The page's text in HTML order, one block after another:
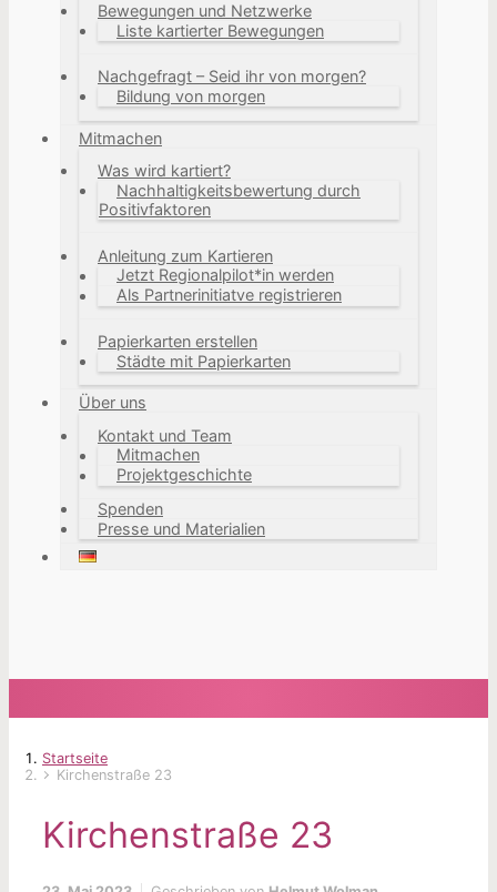
Bewegungen und Netzwerke
Liste kartierter Bewegungen
Nachgefragt – Seid ihr von morgen?
Bildung von morgen
Mitmachen
Was wird kartiert?
Nachhaltigkeitsbewertung durch
Positivfaktoren
Anleitung zum Kartieren
Jetzt Regionalpilot*in werden
Als Partnerinitiatve registrieren
Papierkarten erstellen
Städte mit Papierkarten
Über uns
Kontakt und Team
Mitmachen
Projektgeschichte
Spenden
Presse und Materialien
Startseite
Kirchenstraße 23
Kirchenstraße 23